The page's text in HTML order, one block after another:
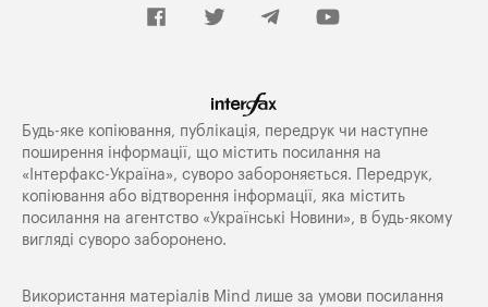
Будь-яке копiювання, публiкацiя, передрук чи наступне
поширення iнформацiї, що мiстить посилання на
«Iнтерфакс-Україна», суворо забороняється. Передрук,
копіювання або відтворення інформації, яка містить
посилання на агентство «Українські Новини», в будь-якому
вигляді суворо заборонено.
Використання матеріалів Mind лише за умови посилання